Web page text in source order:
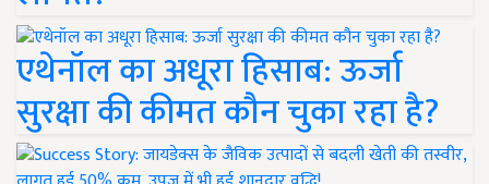
एथेनॉल का अधूरा हिसाब: ऊर्जा
सुरक्षा की कीमत कौन चुका रहा है?